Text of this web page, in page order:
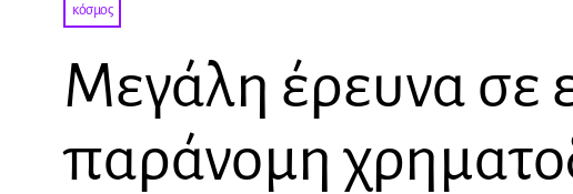
κόσμος
Μεγάλη έρευνα σε
παράνομη